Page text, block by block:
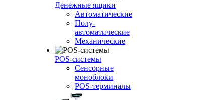
Денежные ящики
Автоматические
Полу-
автоматические
Механические
POS-системы
Сенсорные
моноблоки
POS-терминалы